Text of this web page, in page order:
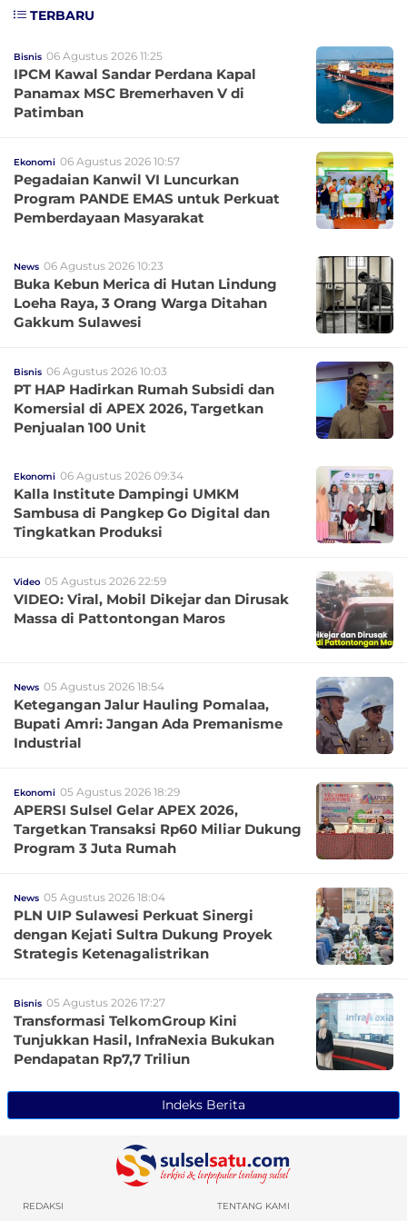
TERBARU
Bisnis 06 Agustus 2026 11:25
IPCM Kawal Sandar Perdana Kapal
Panamax MSC Bremerhaven V di
Patimban
Ekonomi 06 Agustus 2026 10:57
Pegadaian Kanwil VI Luncurkan
Program PANDE EMAS untuk Perkuat
Pemberdayaan Masyarakat
News 06 Agustus 2026 10:23
Buka Kebun Merica di Hutan Lindung
Loeha Raya, 3 Orang Warga Ditahan
Gakkum Sulawesi
Bisnis 06 Agustus 2026 10:03
PT HAP Hadirkan Rumah Subsidi dan
Komersial di APEX 2026, Targetkan
Penjualan 100 Unit
Ekonomi 06 Agustus 2026 09:34
Kalla Institute Dampingi UMKM
Sambusa di Pangkep Go Digital dan
Tingkatkan Produksi
Video 05 Agustus 2026 22:59
VIDEO: Viral, Mobil Dikejar dan Dirusak
Massa di Pattontongan Maros
News 05 Agustus 2026 18:54
Ketegangan Jalur Hauling Pomalaa,
Bupati Amri: Jangan Ada Premanisme
Industrial
Ekonomi 05 Agustus 2026 18:29
APERSI Sulsel Gelar APEX 2026,
Targetkan Transaksi Rp60 Miliar Dukung
Program 3 Juta Rumah
News 05 Agustus 2026 18:04
PLN UIP Sulawesi Perkuat Sinergi
dengan Kejati Sultra Dukung Proyek
Strategis Ketenagalistrikan
Bisnis 05 Agustus 2026 17:27
Transformasi TelkomGroup Kini
Tunjukkan Hasil, InfraNexia Bukukan
Pendapatan Rp7,7 Triliun
Indeks Berita
REDAKSI TENTANG KAMI